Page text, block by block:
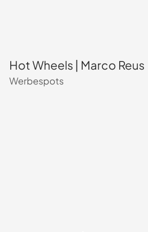
Hot Wheels | Marco Reus
Werbespots